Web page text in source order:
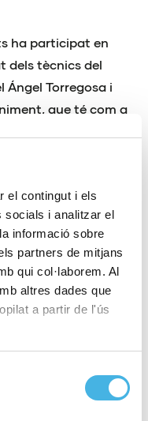
el contingut i els
socials i analitzar el
informació sobre
partners de mitjans
qui col·laborem. Al
altres dades que
a partir de l'ús
ha participat en
dels tècnics del
Ángel Torregosa i
que té com a
de la gestió
per a
amb les
Mª Gómez. “El
la informació
fòrum per a